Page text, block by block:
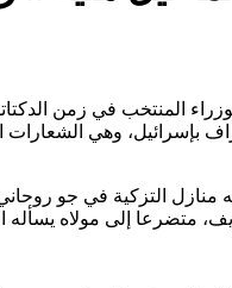
المنتخب في زمن
بإسرائيل، وهي الشعارات
التزكية في جو